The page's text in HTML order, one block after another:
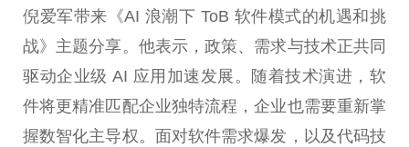
倪爱军带来《AI 浪潮下 ToB 软件模式的机遇和挑
战》主题分享。他表示，政策、需求与技术正共同
驱动企业级 AI 应用加速发展。随着技术演进，软
件将更精准匹配企业独特流程，企业也需要重新掌
握数智化主导权。面对软件需求爆发，以及代码技